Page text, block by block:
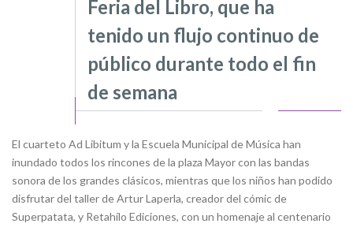
Feria del Libro, que ha
tenido un flujo continuo de
público durante todo el fin
de semana
El cuarteto Ad Libitum y la Escuela Municipal de Música han
inundado todos los rincones de la plaza Mayor con las bandas
sonora de los grandes clásicos, mientras que los niños han podido
disfrutar del taller de Artur Laperla, creador del cómic de
Superpatata, y Retahílo Ediciones, con un homenaje al centenario